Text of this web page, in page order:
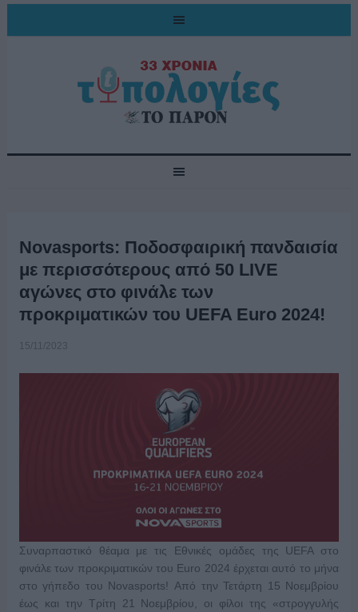
Novasports: Ποδοσφαιρική πανδαισία
με περισσότερους από 50 LIVE
αγώνες στο φινάλε των
προκριματικών του UEFA Euro 2024!
15/11/2023
Συναρπαστικό θέαμα με τις Εθνικές ομάδες της UEFA στο
φινάλε των προκριματικών του Euro 2024 έρχεται αυτό το μήνα
στο γήπεδο του Novasports! Από την Τετάρτη 15 Νοεμβρίου
έως και την Τρίτη 21 Νοεμβρίου, οι φίλοι της «στρογγυλής